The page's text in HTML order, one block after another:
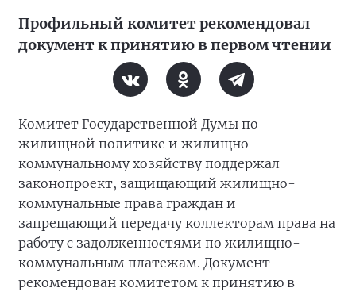
Профильный комитет рекомендовал
документ к принятию в первом чтении
Комитет Государственной Думы по
жилищной политике и жилищно-
коммунальному хозяйству поддержал
законопроект, защищающий жилищно-
коммунальные права граждан и
запрещающий передачу коллекторам права на
работу с задолженностями по жилищно-
коммунальным платежам. Документ
рекомендован комитетом к принятию в